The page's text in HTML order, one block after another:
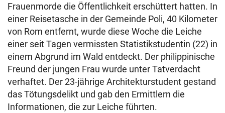
Frauenmorde die Öffentlichkeit erschüttert hatten. In
einer Reisetasche in der Gemeinde Poli, 40 Kilometer
von Rom entfernt, wurde diese Woche die Leiche
einer seit Tagen vermissten Statistikstudentin (22) in
einem Abgrund im Wald entdeckt. Der philippinische
Freund der jungen Frau wurde unter Tatverdacht
verhaftet. Der 23-jährige Architekturstudent gestand
das Tötungsdelikt und gab den Ermittlern die
Informationen, die zur Leiche führten.